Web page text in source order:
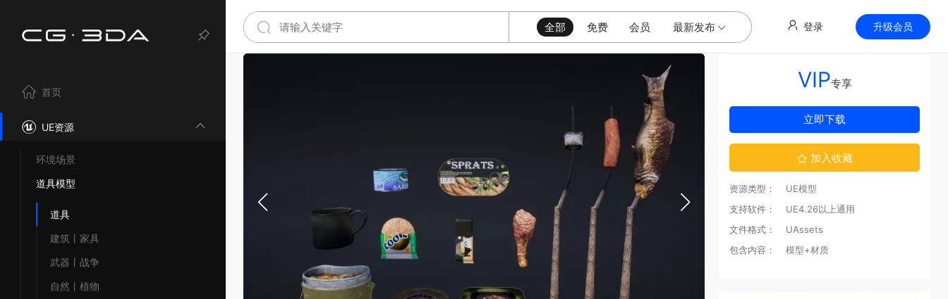
全部 免费 会员 最新发布 登录 升级会员
首页
UE资源
环境场景
道具模型
道具
建筑丨家具
武器丨战争
自然丨植物
VIP专享
立即下载
加入收藏
资源类型：
UE模型
支持软件：
UE4.26以上通用
文件格式：
UAssets
包含内容：
模型+材质